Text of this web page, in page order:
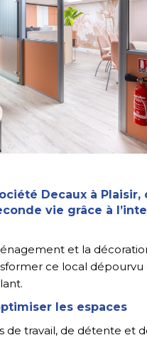
Decaux à
vie grâce à
et la
ce local
les espaces
de travail, de détente et